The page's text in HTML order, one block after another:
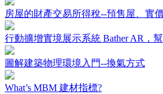
房屋的財產交易所得稅--預售屋、實
行動擴增實境展示系統 Bather AR，
圖解建築物理環境入門--換氣方式
What’s MBM 建材指標?